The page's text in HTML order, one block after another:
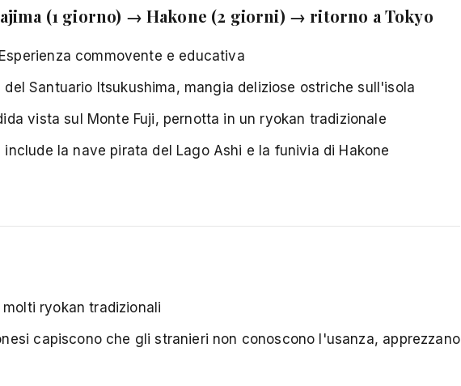
(1 giorno) → Hakone (2 giorni) → ritorno a Tokyo
commovente e educativa
Santuario Itsukushima, mangia deliziose ostriche sull'isola
vista sul Monte Fuji, pernotta in un ryokan tradizionale
la nave pirata del Lago Ashi e la funivia di Hakone
ryokan tradizionali
capiscono che gli stranieri non conoscono l'usanza, apprezzano